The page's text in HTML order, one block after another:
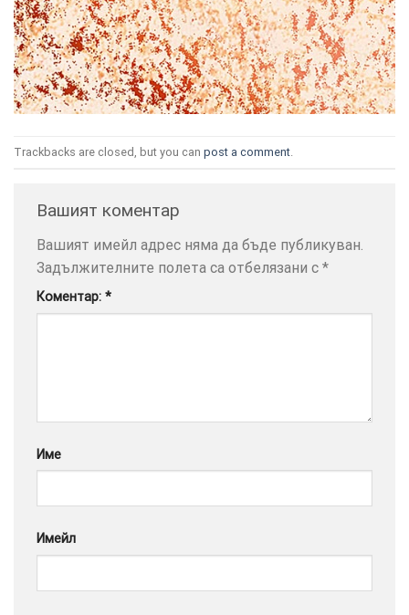
Trackbacks are closed, but you can post a comment
Вашият коментар
Вашият имейл адрес няма да бъде публикуван.
Задължителните полета са отбелязани с *
Коментар: *
Име
Имейл
× ТОЗИ
САЙТ
ИЗПОЛЗВА
ПОВЕЧЕ
ДА
НАМЕРИТЕ
ТУК.
УСЛУГИ ОПЦИИ